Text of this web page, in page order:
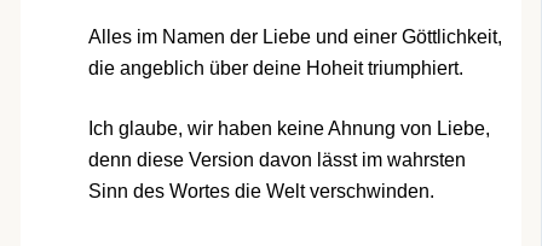
Alles im Namen der Liebe und einer Göttlichkeit,
die angeblich über deine Hoheit triumphiert.
Ich glaube, wir haben keine Ahnung von Liebe,
denn diese Version davon lässt im wahrsten
Sinn des Wortes die Welt verschwinden.